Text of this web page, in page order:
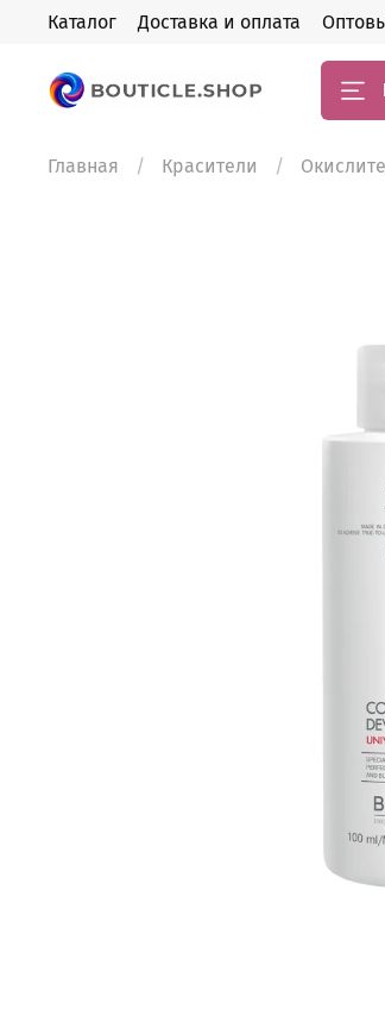
Каталог Доставка и оплата
Главная Красители